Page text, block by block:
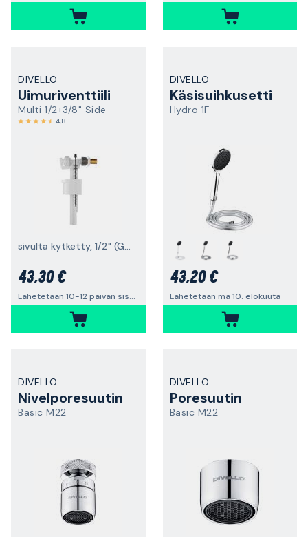
DIVELLO
Uimuriventtiili
Multi 1/2+3/8" Side
4,8
sivulta kytketty, 1/2" (G15) + 3/8" (G10)
43,30 €
Lähetetään 10-12 päivän sisällä
DIVELLO
Käsisuihkusetti
Hydro 1F
43,20 €
Lähetetään ma 10. elokuuta
DIVELLO
Nivelporesuutin
Basic M22
DIVELLO
Poresuutin
Basic M22